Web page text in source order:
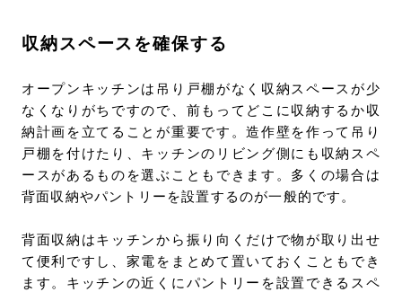
収納スペースを確保する
オープンキッチンは吊り戸棚がなく収納スペースが少
なくなりがちですので、前もってどこに収納するか収
納計画を立てることが重要です。造作壁を作って吊り
戸棚を付けたり、キッチンのリビング側にも収納スペ
ースがあるものを選ぶこともできます。多くの場合は
背面収納やパントリーを設置するのが一般的です。
背面収納はキッチンから振り向くだけで物が取り出せ
て便利ですし、家電をまとめて置いておくこともでき
ます。キッチンの近くにパントリーを設置できるスペ